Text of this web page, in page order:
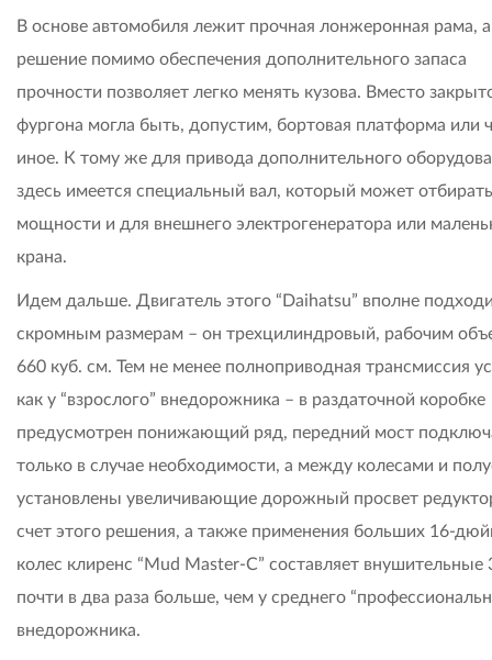
В основе автомобиля лежит прочная лонжеронная рама,
решение помимо обеспечения дополнительного запаса
прочности позволяет легко менять кузова. Вместо
фургона могла быть, допустим, бортовая платформа или
иное. К тому же для привода дополнительного
здесь имеется специальный вал, который может
мощности и для внешнего электрогенератора или
крана.
Идем дальше. Двигатель этого “Daihatsu” вполне
скромным размерам – он трехцилиндровый, рабочим
660 куб. см. Тем не менее полноприводная трансмиссия
как у “взрослого” внедорожника – в раздаточной коробке
предусмотрен понижающий ряд, передний мост
только в случае необходимости, а между колесами и
установлены увеличивающие дорожный просвет
счет этого решения, а также применения больших 16-
колес клиренс “Mud Master-C” составляет внушительные
почти в два раза больше, чем у среднего
внедорожника.